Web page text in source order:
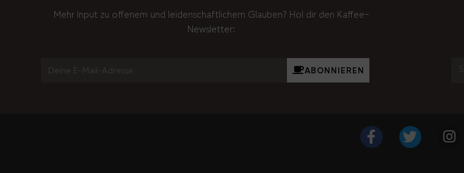
Mehr Input zu offenem und leidenschaftlichem Glauben? Hol dir den Kaffee-
Newsletter:
ABONNIEREN